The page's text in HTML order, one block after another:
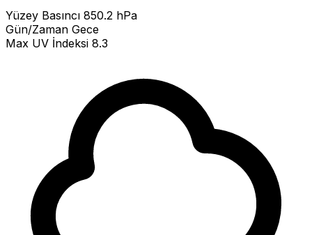
Yüzey Basıncı 850.2 hPa
Gün/Zaman Gece
Max UV İndeksi 8.3